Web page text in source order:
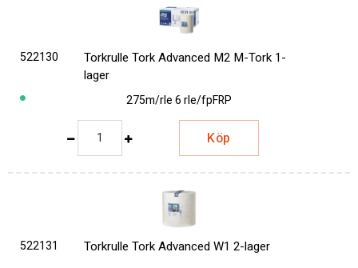
522130
Torkrulle Tork Advanced M2 M-Tork 1-
lager
275m/rle 6 rle/fpFRP
Köp
522131 Torkrulle Tork Advanced W1 2-lager